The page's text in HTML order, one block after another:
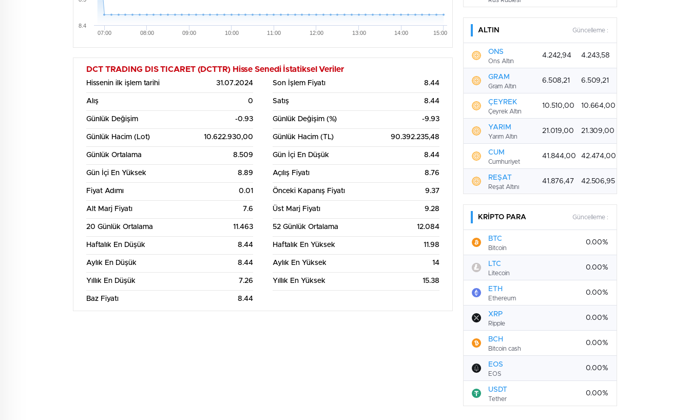
07:00 08:00 09:00 10:00 11:00 12:00 13:00 14:00 15:00
8.4
DCT TRADING DIS TICARET (DCTTR) Hisse Senedi İstatiksel Veriler
Hissenin ilk işlem tarihi 31.07.2024 Son İşlem Fiyatı 8.44
Alış 0 Satış 8.44
Günlük Değişim -0.93 Günlük Değişim (%) -9.93
Günlük Hacim (Lot) 10.622.930,00 Günlük Hacim (TL) 90.392.235,48
Günlük Ortalama 8.509 Gün İçi En Düşük 8.44
Gün İçi En Yüksek 8.89 Açılış Fiyatı 8.76
Fiyat Adımı 0.01 Önceki Kapanış Fiyatı 9.37
Alt Marj Fiyatı 7.6 Üst Marj Fiyatı 9.28
20 Günlük Ortalama 11.463 52 Günlük Ortalama 12.084
Haftalık En Düşük 8.44 Haftalık En Yüksek 11.98
Aylık En Düşük 8.44 Aylık En Yüksek 14
Yıllık En Düşük 7.26 Yıllık En Yüksek 15.38
Baz Fiyatı 8.44
ALTIN Güncelleme :
ONS
Ons Altın
4.242,94 4.243,58
GRAM
Gram Altın
6.508,21 6.509,21
ÇEYREK
Çeyrek Altın
10.510,00 10.664,00
YARIM
Yarım Altın
21.019,00 21.309,00
CUM
Cumhuriyet
41.844,00 42.474,00
REŞAT
Reşat Altını
41.876,47 42.506,95
KRİPTO PARA Güncelleme :
BTC
Bitcoin
0.00%
LTC
Litecoin
0.00%
ETH
Ethereum
0.00%
XRP
Ripple
0.00%
BCH
Bitcoin cash
0.00%
EOS
EOS
0.00%
USDT
Tether
0.00%